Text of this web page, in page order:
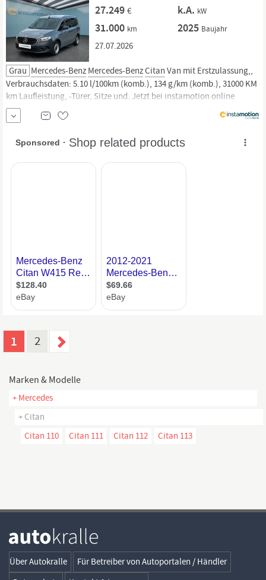
27.249 € k.A. kW
31.000 km 2025 Baujahr
27.07.2026
Grau Mercedes-Benz Mercedes-BenzCitan Van mit Erstzulassung,,
Verbrauchsdaten: 5.10 l/100km (komb.), 134 g/km (komb.), 31000 KM
km Laufleistung, -Türer, Sitze und. Jetzt bei instamotion online
kaufen oder günstig finanzieren. Nur geprüfte Fahrzeuge mit
Garantie, 14 Tage Rückgaberecht und Lieferung vor die Haustür.
1 2
Marken & Modelle
+ Mercedes
+ Citan
Citan 110
Citan 111 Citan 112 Citan 113
Über Autokralle
Für Betreiber von Autoportalen / Händler